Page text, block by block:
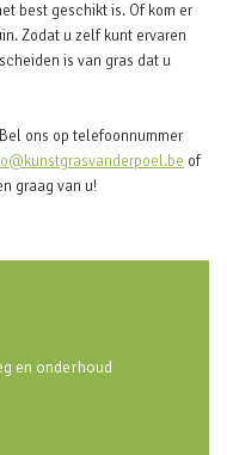
best geschikt is. Of kom er
Zodat u zelf kunt ervaren
is van gras dat u
ons op telefoonnummer
of
graag van u!
en onderhoud